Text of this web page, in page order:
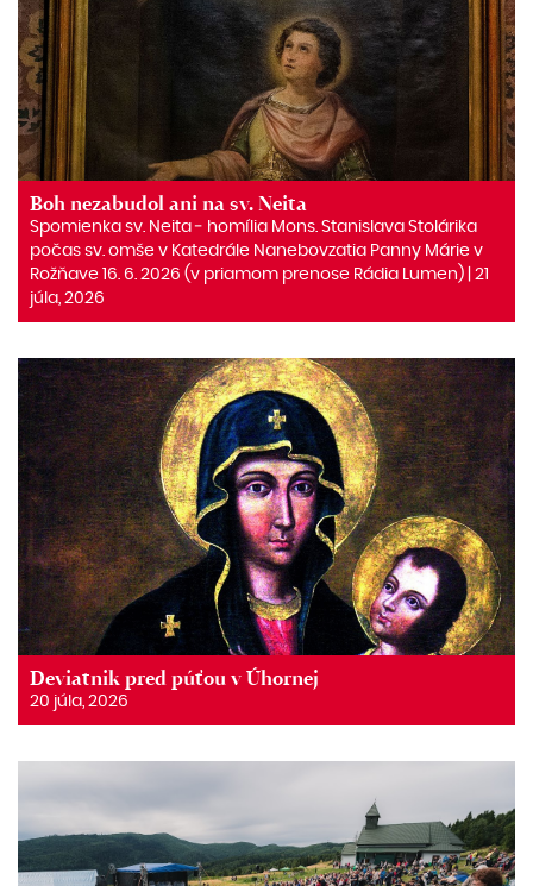
Boh nezabudol ani na sv. Neita
Spomienka sv. Neita ‒ homília Mons. Stanislava Stolárika
počas sv. omše v Katedrále Nanebovzatia Panny Márie v
Rožňave 16. 6. 2026 (v priamom prenose Rádia Lumen) | 21
júla, 2026
Deviatnik pred púťou v Úhornej
20 júla, 2026